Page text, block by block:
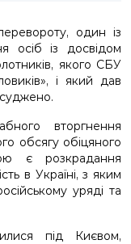
один із
осіб із досвідом
якого СБУ
і який дав
вторгнення
обсягу обіцяного
є розкрадання
в Україні, з яким
уряді та
під Києвом,